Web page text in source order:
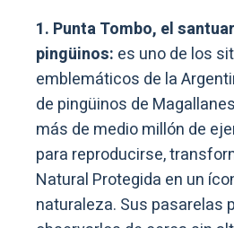
1. Punta Tombo, el
pingüinos: es uno de los
emblemáticos de la
de pingüinos de
más de medio millón de
para reproducirse,
Natural Protegida en un
naturaleza. Sus pasarelas